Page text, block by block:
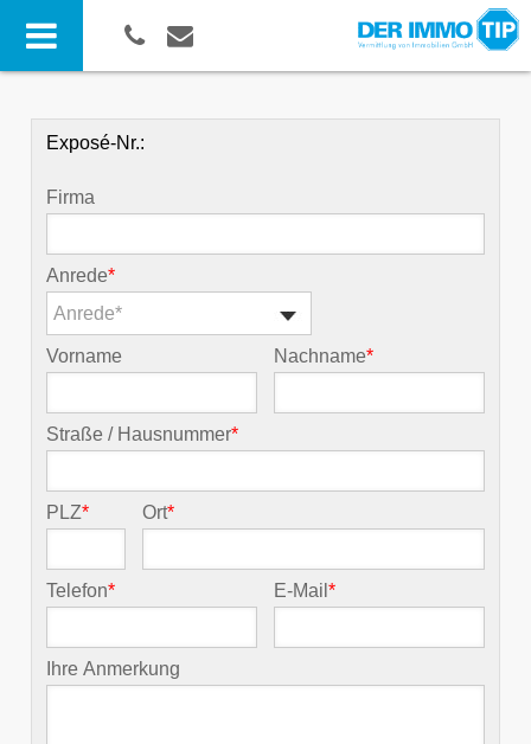
Exposé-Nr.:
Firma
Anrede*
Anrede*
Vorname Nachname*
Straße / Hausnummer*
PLZ* Ort*
Telefon* E-Mail*
Ihre Anmerkung